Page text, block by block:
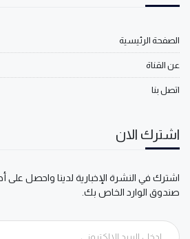
الصفحة الرئيسية
عن القناة
اتصل بنا
اشترك الان
اشترك في النشرة الإخبارية لدينا واحصل على
صندوق الوارد الخاص بك.